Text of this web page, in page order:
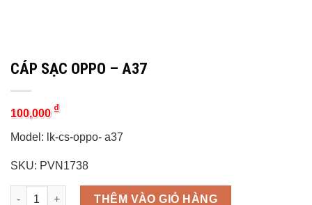
CÁP SẠC OPPO – A37
100,000 ₫
Model: lk-cs-oppo- a37
SKU: PVN1738
Quantity
THÊM VÀO GIỎ HÀNG